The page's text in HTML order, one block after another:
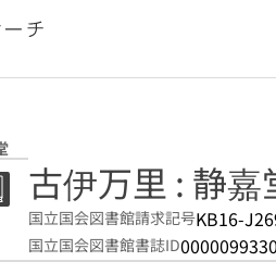
古伊万里 : 静嘉
国立国会図書館請求記号KB16-
国立国会図書館書誌ID